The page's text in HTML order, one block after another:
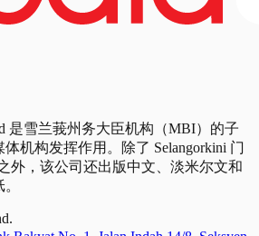
是雪兰莪州务大臣机构（MBI）的子
机构发挥作用。除了 Selangorkini 门
外，该公司还出版中文、淡米尔文和